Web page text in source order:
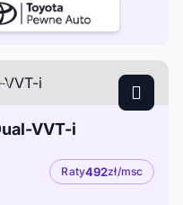
VVT-i
Raty492zł/msc